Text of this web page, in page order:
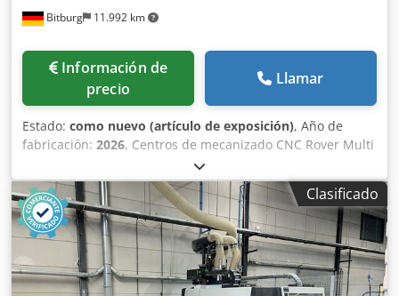
Bitburg 11.992 km
Información de
precio
Llamar
Estado: como nuevo (artículo de exposición), Año de
fabricación: 2026, Centros de mecanizado CNC Rover Multi
Up M C S Área de trabajo *: X = 3280 mm; Y = de 1580
hasta 1660 mm, según condiciones de trabajo Z = 200 mm
- Unidad de mecanizado de 5 ejes y cabezal de taladrado,
con módulos de vacío H=74 mm Z = 245 mm - Unidad de
mecanizado de 5 ejes y cabezal de taladrado, con módulos
de vacío H=29 mm Paso de pieza *: Y = 1900 mm
Recorridos de los ejes *: X = 3706 mm; Y = 2294 mm; Z1 =
Clasificado